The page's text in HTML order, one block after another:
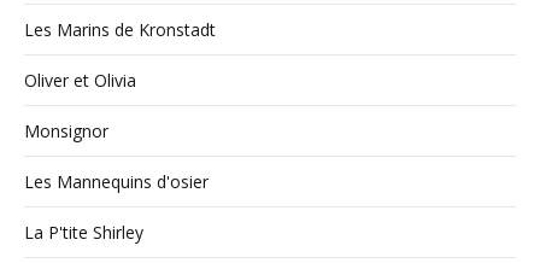
Les Marins de Kronstadt
Oliver et Olivia
Monsignor
Les Mannequins d'osier
La P'tite Shirley